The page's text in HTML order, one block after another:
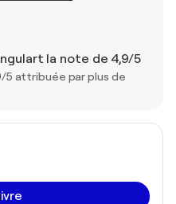
la note de 4,9/5
5 attribuée par plus de